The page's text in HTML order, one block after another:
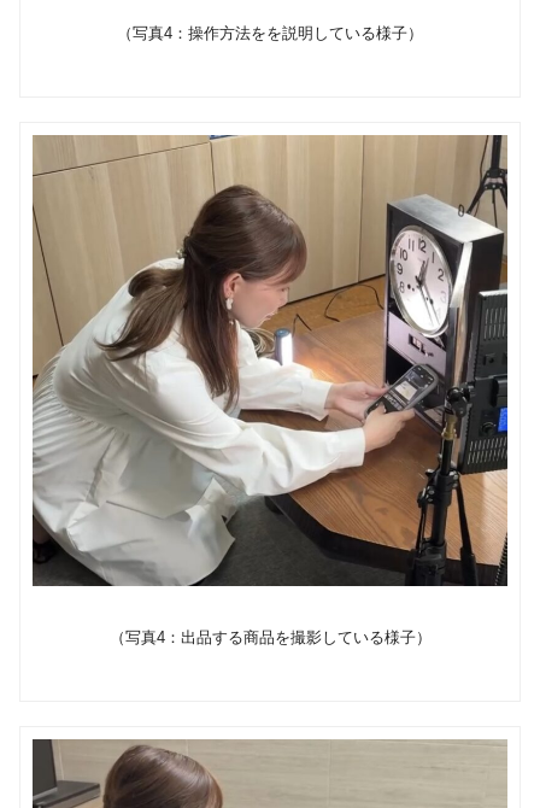
（写真4：操作方法をを説明している様子）
（写真4：出品する商品を撮影している様子）